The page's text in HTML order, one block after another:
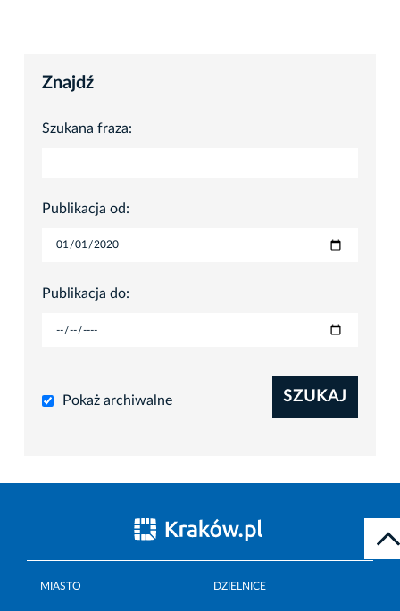
Znajdź
Szukana fraza:
Publikacja od:
Publikacja do:
Pokaż archiwalne SZUKAJ
MIASTO DZIELNICE